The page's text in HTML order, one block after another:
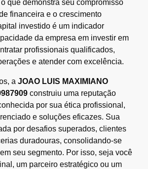
o que demonstra seu compromisso
financeira e o crescimento
investido é um indicador
da empresa em investir em
profissionais qualificados,
e atender com excelência.
a JOAO LUIS MAXIMIANO
construiu uma reputação
por sua ética profissional,
e soluções eficazes. Sua
por desafios superados, clientes
duradouras, consolidando-se
seu segmento. Por isso, seja você
um parceiro estratégico ou um